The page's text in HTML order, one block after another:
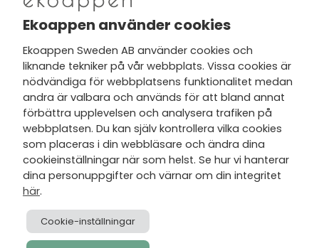
Nytt från Ekoappen
Jag har tagit del av Ekoappens
personuppgifts- och
integritetspolicyoch tar gärna del
av nyheter, hälsotips och exklusiva
erbjudanden via min e-post.
Ekoappen använder cookies
Ekoappen Sweden AB använder cookies och
liknande tekniker på vår webbplats. Vissa cookies är
nödvändiga för webbplatsens funktionalitet medan
andra är valbara och används för att bland annat
förbättra upplevelsen och analysera trafiken på
webbplatsen. Du kan själv kontrollera vilka cookies
som placeras i din webbläsare och ändra dina
cookieinställningar när som helst. Se hur vi hanterar
dina personuppgifter och värnar om din integritet
här.
Cookie-inställningar